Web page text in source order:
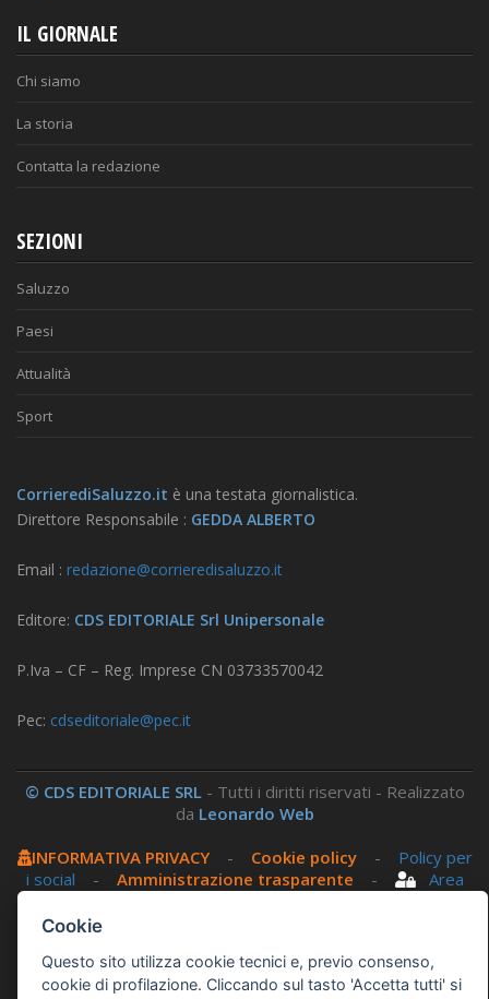
IL GIORNALE
Chi siamo
La storia
Contatta la redazione
SEZIONI
Saluzzo
Paesi
Attualità
Sport
CorrierediSaluzzo.it è una testata giornalistica.
Direttore Responsabile : GEDDA ALBERTO
Email : redazione@corrieredisaluzzo.it
Editore: CDS EDITORIALE Srl Unipersonale
P.Iva – CF – Reg. Imprese CN 03733570042
Pec: cdseditoriale@pec.it
© CDS EDITORIALE SRL - Tutti i diritti riservati - Realizzato
da Leonardo Web
INFORMATIVA PRIVACY- Cookie policy- Policy per
i social - Amministrazione trasparente -
Area
Questo sito utilizza, nella versione per UTENTI CON
DISLESSIA,Biancoenero ®, una font italiana ad Alta
Cookie
Questo sito utilizza cookie tecnici e, previo consenso,
cookie di profilazione. Cliccando sul tasto 'Accetta tutti' si